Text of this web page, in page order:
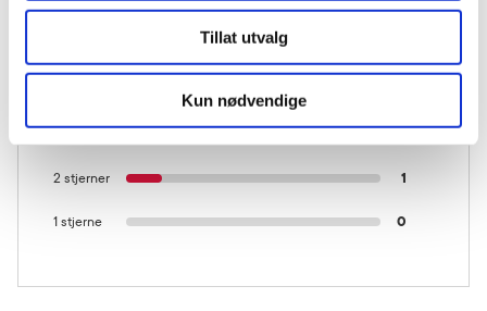
Tillat utvalg
Kun nødvendige
2 stjerner 1
1 stjerne 0